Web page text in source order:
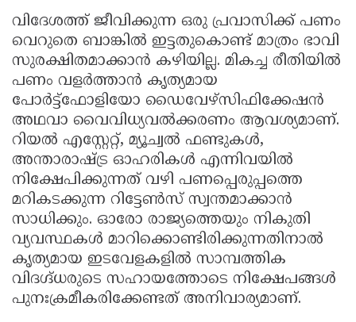
വിദേശത്ത് ജീവിക്കുന്ന ഒരു പ്രവാസിക്ക് പണം
വെറുതെ ബാങ്കിൽ ഇട്ടതുകൊണ്ട് മാത്രം ഭാവി
സുരക്ഷിതമാക്കാൻ കഴിയില്ല. മികച്ച രീതിയിൽ
പണം വളർത്താൻ കൃത്യമായ
പോർട്ട്ഫോളിയോ ഡൈവേഴ്സിഫിക്കേഷൻ
അഥവാ വൈവിധ്യവൽക്കരണം ആവശ്യമാണ്.
റിയൽ എസ്റ്റേറ്റ്, മ്യൂച്വൽ ഫണ്ടുകൾ,
അന്താരാഷ്ട്ര ഓഹരികൾ എന്നിവയിൽ
നിക്ഷേപിക്കുന്നത് വഴി പണപ്പെരുപ്പത്തെ
മറികടക്കുന്ന റിട്ടേൺസ് സ്വന്തമാക്കാൻ
സാധിക്കും. ഓരോ രാജ്യത്തെയും നികുതി
വ്യവസ്ഥകൾ മാറിക്കൊണ്ടിരിക്കുന്നതിനാൽ
കൃത്യമായ ഇടവേളകളിൽ സാമ്പത്തിക
വിദഗ്ദ്ധരുടെ സഹായത്തോടെ നിക്ഷേപങ്ങൾ
പുനഃക്രമീകരിക്കേണ്ടത് അനിവാര്യമാണ്.